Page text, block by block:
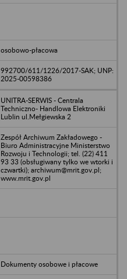
osobowo-płacowa
992700/611/1226/2017-SAK; UNP:
2025-00598386
UNITRA-SERWIS - Centrala
Techniczno- Handlowa Elektroniki
Lublin ul.Mełgiewska 2
Zespół Archiwum Zakładowego -
Biuro Administracyjne Ministerstwo
Rozwoju i Technologii; tel. (22) 411
93 33 (obsługiwany tylko we wtorki i
czwartki); archiwum@mrit.gov.pl;
www.mrit.gov.pl
Dokumenty osobowe i płacowe